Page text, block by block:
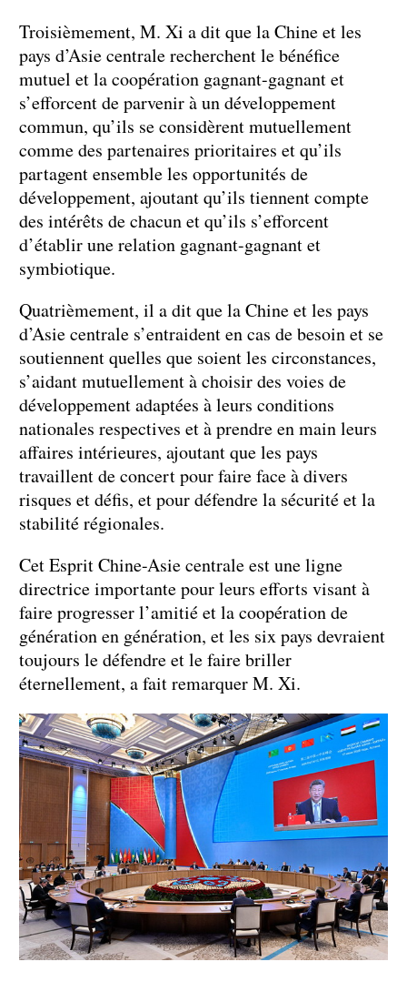
Troisièmement, M. Xi a dit que la Chine et les
pays d’Asie centrale recherchent le bénéfice
mutuel et la coopération gagnant-gagnant et
s’efforcent de parvenir à un développement
commun, qu’ils se considèrent mutuellement
comme des partenaires prioritaires et qu’ils
partagent ensemble les opportunités de
développement, ajoutant qu’ils tiennent compte
des intérêts de chacun et qu’ils s’efforcent
d’établir une relation gagnant-gagnant et
symbiotique.
Quatrièmement, il a dit que la Chine et les pays
d’Asie centrale s’entraident en cas de besoin et se
soutiennent quelles que soient les circonstances,
s’aidant mutuellement à choisir des voies de
développement adaptées à leurs conditions
nationales respectives et à prendre en main leurs
affaires intérieures, ajoutant que les pays
travaillent de concert pour faire face à divers
risques et défis, et pour défendre la sécurité et la
stabilité régionales.
Cet Esprit Chine-Asie centrale est une ligne
directrice importante pour leurs efforts visant à
faire progresser l’amitié et la coopération de
génération en génération, et les six pays devraient
toujours le défendre et le faire briller
éternellement, a fait remarquer M. Xi.